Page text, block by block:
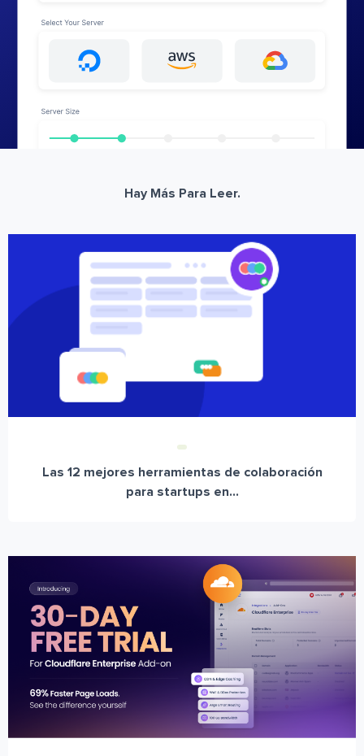
Hay Más Para Leer.
Las 12 mejores herramientas de colaboración
para startups en...